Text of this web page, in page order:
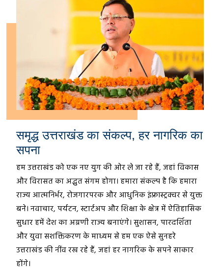
समृद्ध उत्तराखंड का संकल्प, हर नागरिक का
सपना
हम उत्तराखंड को एक नए युग की ओर ले जा रहे हैं, जहां विकास
और विरासत का अद्भुत संगम होगा। हमारा संकल्प है कि हमारा
राज्य आत्मनिर्भर, रोजगारपरक और आधुनिक इंफ्रास्ट्रक्चर से युक्त
बने। नवाचार, पर्यटन, स्टार्टअप और शिक्षा के क्षेत्र में ऐतिहासिक
सुधार हमें देश का अग्रणी राज्य बनाएंगे। सुशासन, पारदर्शिता
और युवा सशक्तिकरण के माध्यम से हम एक ऐसे सुनहरे
उत्तराखंड की नींव रख रहे हैं, जहां हर नागरिक के सपने साकार
होंगे।